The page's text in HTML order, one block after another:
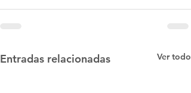
Entradas relacionadas Ver todo